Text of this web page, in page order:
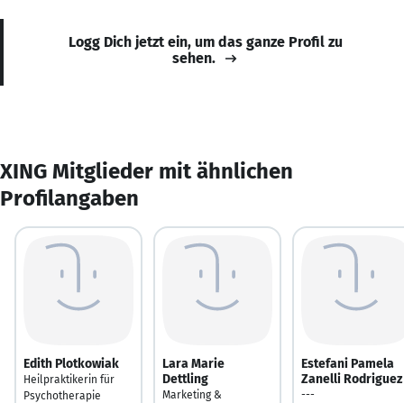
Logg Dich jetzt ein, um das ganze Profil zu
sehen.
XING Mitglieder mit ähnlichen
Profilangaben
Edith Plotkowiak
Heilpraktikerin für
Psychotherapie
Lara Marie
Dettling
Marketing &
Estefani Pamela
Zanelli Rodriguez
---